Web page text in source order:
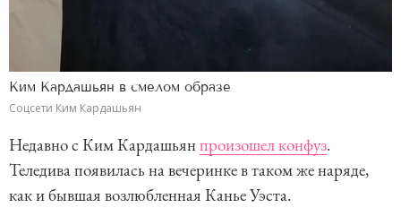
Ким Кардашьян в смелом образе
Соцсети Ким Кардашьян
Недавно с Ким Кардашьянпроизошел конфуз.
Теледива появилась на вечеринке в таком же наряде,
как и бывшая возлюбленная Канье Уэста.